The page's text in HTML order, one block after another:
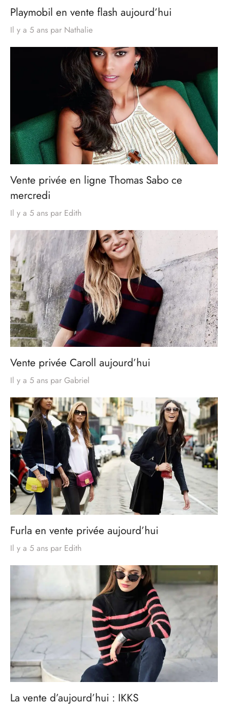
Playmobil en vente flash aujourd’hui
Il y a 5 ans par Nathalie
Vente privée en ligne Thomas Sabo ce
mercredi
Il y a 5 ans par Edith
Vente privée Caroll aujourd’hui
Il y a 5 ans par Gabriel
Furla en vente privée aujourd’hui
Il y a 5 ans par Edith
La vente d’aujourd’hui : IKKS